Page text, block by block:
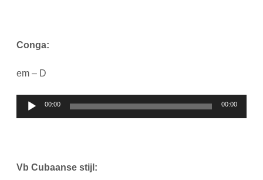
Conga:
em – D
Audiospeler
00:00 00:00
Vb Cubaanse stijl: